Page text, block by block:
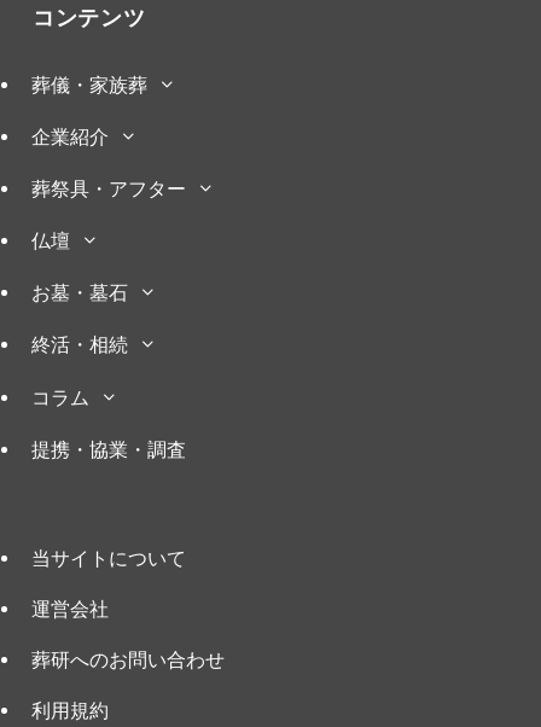
コンテンツ
葬儀・家族葬
企業紹介
葬祭具・アフター
仏壇
お墓・墓石
終活・相続
コラム
提携・協業・調査
当サイトについて
運営会社
葬研へのお問い合わせ
利用規約